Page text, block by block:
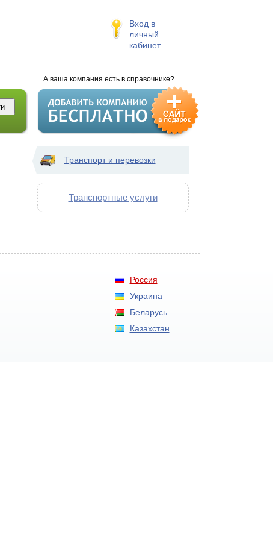
Вход в
личный
кабинет
А ваша компания есть в справочнике?
Транспорт и перевозки
Транспортные услуги
Россия
Украина
Беларусь
Казахстан